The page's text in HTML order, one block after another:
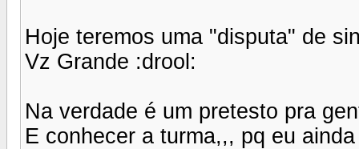
Hoje teremos uma "disputa" de
Vz Grande :drool:
Na verdade é um pretesto pra
E conhecer a turma,,, pq eu